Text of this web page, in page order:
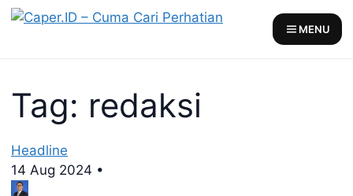
Skip
MENU
Tag: redaksi
Headline
14 Aug 2024 •